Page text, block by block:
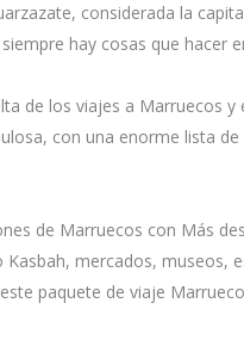
considerada la
hay cosas que hacer
de los viajes a Marruecos
con una enorme lista
de Marruecos con Más
mercados, museos,
paquete de viaje